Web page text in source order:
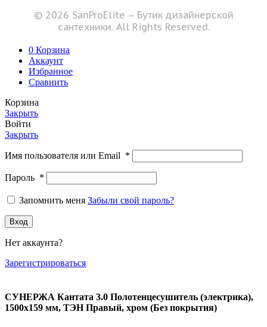
© 2026 SanProElite – Бутик дизайнерской
сантехники. All Rights Reserved.
0 Корзина
Аккаунт
Избранное
Сравнить
Корзина
Закрыть
Войти
Закрыть
Имя пользователя или Email *
Пароль *
Запомнить меня Забыли свой пароль?
Вход
Нет аккаунта?
Зарегистрироваться
СУНЕРЖА Кантата 3.0 Полотенцесушитель (электрика),
1500х159 мм, ТЭН Правый, хром (Без покрытия)